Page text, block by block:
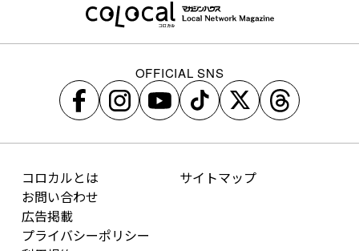
OFFICIAL SNS
コロカルとは
お問い合わせ
広告掲載
プライバシーポリシー
サイトマップ